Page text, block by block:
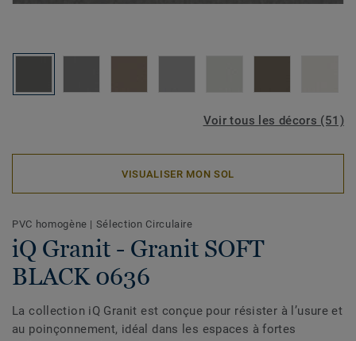
Voir tous les décors (51)
VISUALISER MON SOL
PVC homogène | Sélection Circulaire
iQ Granit - Granit SOFT
BLACK 0636
La collection iQ Granit est conçue pour résister à l’usure et
au poinçonnement, idéal dans les espaces à fortes